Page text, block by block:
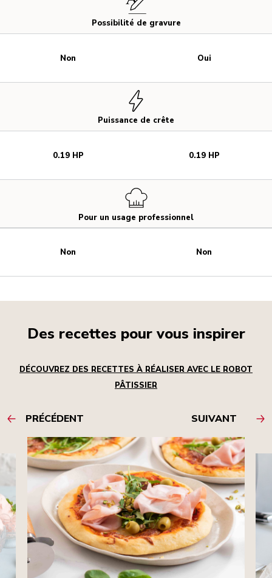
Possibilité de gravure
Puissance de crête
Pour un usage professionnel
Non
0.19 HP
Non
Oui
0.19 HP
Non
Des recettes pour vous inspirer
DÉCOUVREZ DES RECETTES À RÉALISER AVEC LE ROBOT
PÂTISSIER
PRÉCÉDENT SUIVANT